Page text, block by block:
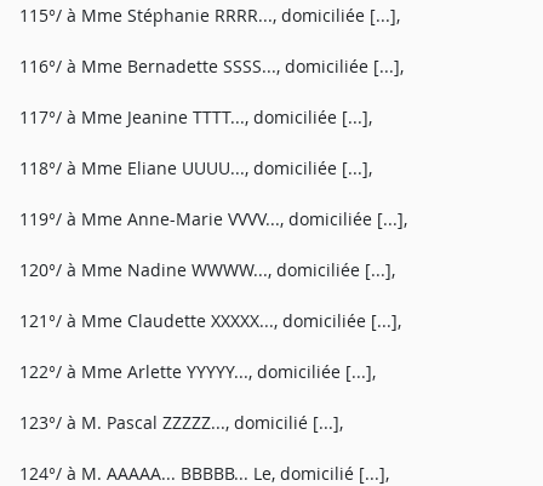
115°/ à Mme Stéphanie RRRR..., domiciliée [...],
116°/ à Mme Bernadette SSSS..., domiciliée [...],
117°/ à Mme Jeanine TTTT..., domiciliée [...],
118°/ à Mme Eliane UUUU..., domiciliée [...],
119°/ à Mme Anne-Marie VVVV..., domiciliée [...],
120°/ à Mme Nadine WWWW..., domiciliée [...],
121°/ à Mme Claudette XXXXX..., domiciliée [...],
122°/ à Mme Arlette YYYYY..., domiciliée [...],
123°/ à M. Pascal ZZZZZ..., domicilié [...],
124°/ à M. AAAAA... BBBBB... Le, domicilié [...],